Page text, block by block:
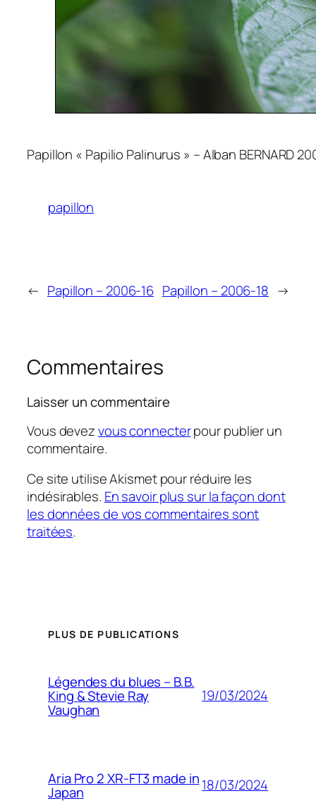
Papillon « Papilio Palinurus » – Alban BERNARD
papillon
← Papillon – 2006-16 Papillon – 2006-18 →
Commentaires
Laisser un commentaire
Vous devezvous connecterpour publier un
commentaire.
Ce site utilise Akismet pour réduire les
indésirables. En savoir plus sur la façon dont
les données de vos commentaires sont
traitées.
PLUS DE PUBLICATIONS
Légendes du blues – B.B.
King & Stevie Ray
Vaughan
19/03/2024
Aria Pro 2 XR-FT3 made in
Japan 18/03/2024